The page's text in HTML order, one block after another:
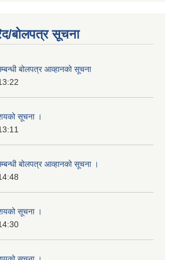
बोलपत्र सूचना
बोलपत्र आव्हानको सूचना
सूचना ।
बोलपत्र आव्हानको सूचना ।
सूचना ।